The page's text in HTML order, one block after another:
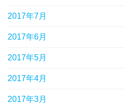
2017年7月
2017年6月
2017年5月
2017年4月
2017年3月